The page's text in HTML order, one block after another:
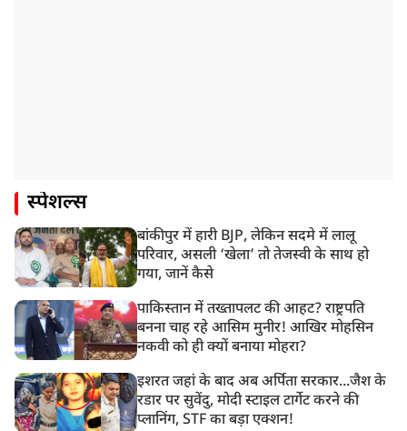
स्पेशल्स
बांकीपुर में हारी BJP, लेकिन सदमे में लालू
परिवार, असली ‘खेला’ तो तेजस्वी के साथ हो
गया, जानें कैसे
पाकिस्तान में तख्तापलट की आहट? राष्ट्रपति
बनना चाह रहे आसिम मुनीर! आखिर मोहसिन
नकवी को ही क्यों बनाया मोहरा?
इशरत जहां के बाद अब अर्पिता सरकार...जैश के
रडार पर सुवेंदु, मोदी स्टाइल टार्गेट करने की
प्लानिंग, STF का बड़ा एक्शन!